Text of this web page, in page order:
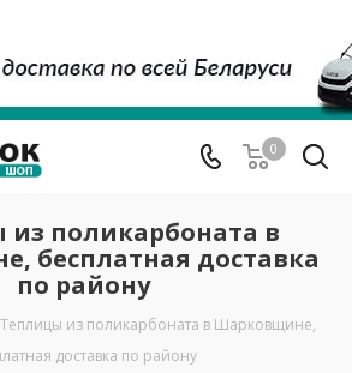
0
поликарбоната в
бесплатная доставка
по району
Теплицы из поликарбоната в Шарковщине,
доставка по району